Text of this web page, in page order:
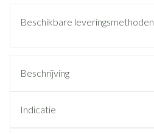
Beschikbare leveringsmethoden
Beschrijving
Indicatie